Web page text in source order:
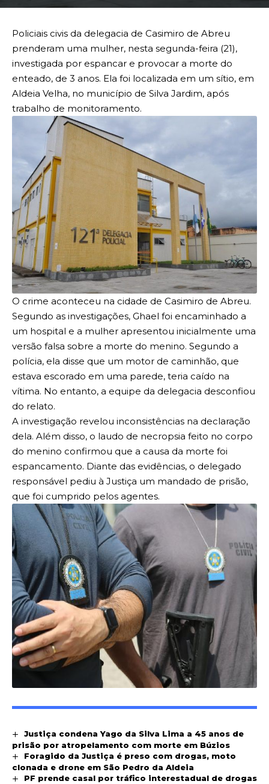
Policiais civis da delegacia de Casimiro de Abreu
prenderam uma mulher, nesta segunda-feira (21),
investigada por espancar e provocar a morte do
enteado, de 3 anos. Ela foi localizada em um sítio, em
Aldeia Velha, no município de Silva Jardim, após
trabalho de monitoramento.
O crime aconteceu na cidade de Casimiro de Abreu.
Segundo as investigações, Ghael foi encaminhado a
um hospital e a mulher apresentou inicialmente uma
versão falsa sobre a morte do menino. Segundo a
polícia, ela disse que um motor de caminhão, que
estava escorado em uma parede, teria caído na
vítima. No entanto, a equipe da delegacia desconfiou
do relato.
A investigação revelou inconsistências na declaração
dela. Além disso, o laudo de necropsia feito no corpo
do menino confirmou que a causa da morte foi
espancamento. Diante das evidências, o delegado
responsável pediu à Justiça um mandado de prisão,
que foi cumprido pelos agentes.
Justiça condena Yago da Silva Lima a 45 anos de
prisão por atropelamento com morte em Búzios
Foragido da Justiça é preso com drogas, moto
clonada e drone em São Pedro da Aldeia
PF prende casal por tráfico interestadual de drogas